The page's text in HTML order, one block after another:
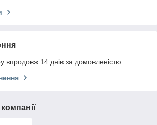
впродовж 14 днів за домовленістю